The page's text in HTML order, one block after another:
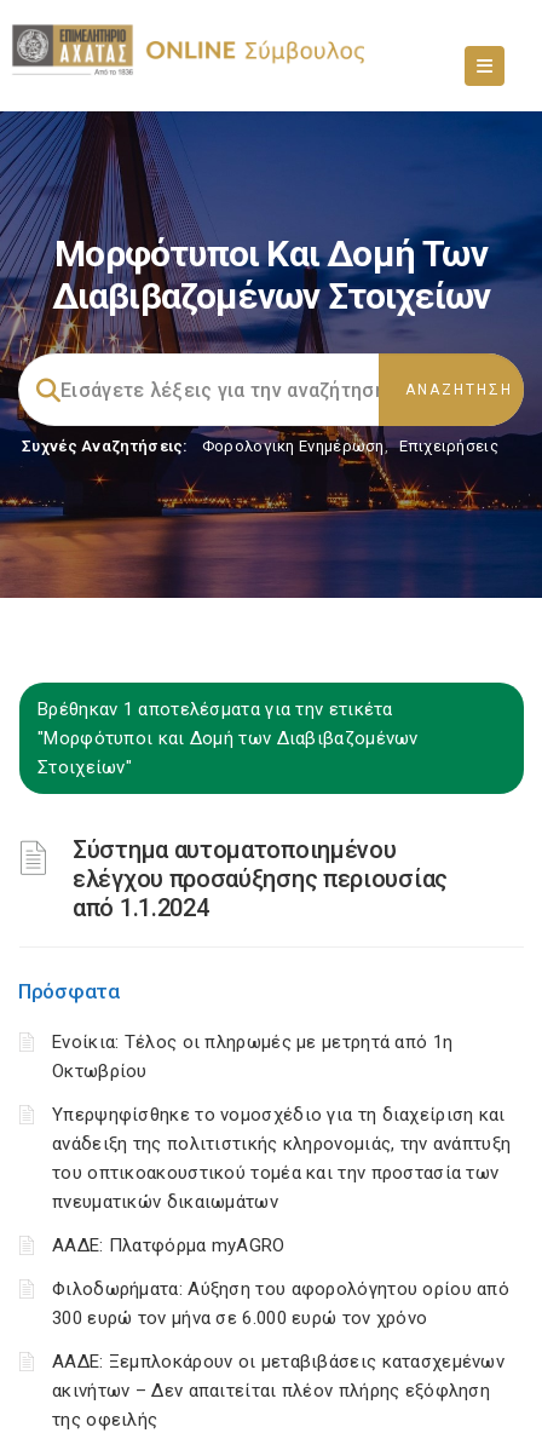
Μορφότυποι Και Δομή Των
Διαβιβαζομένων Στοιχείων
Συχνές Αναζητήσεις: Φορολογικη Ενημέρωση, Επιχειρήσεις
Βρέθηκαν 1 αποτελέσματα για την ετικέτα
"Μορφότυποι και Δομή των Διαβιβαζομένων
Στοιχείων"
Σύστημα αυτοματοποιημένου
ελέγχου προσαύξησης περιουσίας
από 1.1.2024
Πρόσφατα
Ενοίκια: Τέλος οι πληρωμές με μετρητά από 1η
Οκτωβρίου
Υπερψηφίσθηκε το νομοσχέδιο για τη διαχείριση και
ανάδειξη της πολιτιστικής κληρονομιάς, την ανάπτυξη
του οπτικοακουστικού τομέα και την προστασία των
πνευματικών δικαιωμάτων
ΑΑΔΕ: Πλατφόρμα myAGRO
Φιλοδωρήματα: Αύξηση του αφορολόγητου ορίου από
300 ευρώ τον μήνα σε 6.000 ευρώ τον χρόνο
ΑΑΔΕ: Ξεμπλοκάρουν οι μεταβιβάσεις κατασχεμένων
ακινήτων – Δεν απαιτείται πλέον πλήρης εξόφληση
της οφειλής